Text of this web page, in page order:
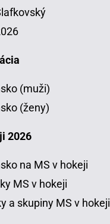
(muži)
(ženy)
2026
na MS v hokeji
MS v hokeji
a skupiny MS v hokeji